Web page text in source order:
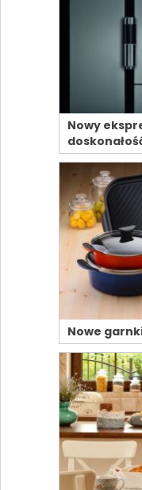
Nowy
Nowe